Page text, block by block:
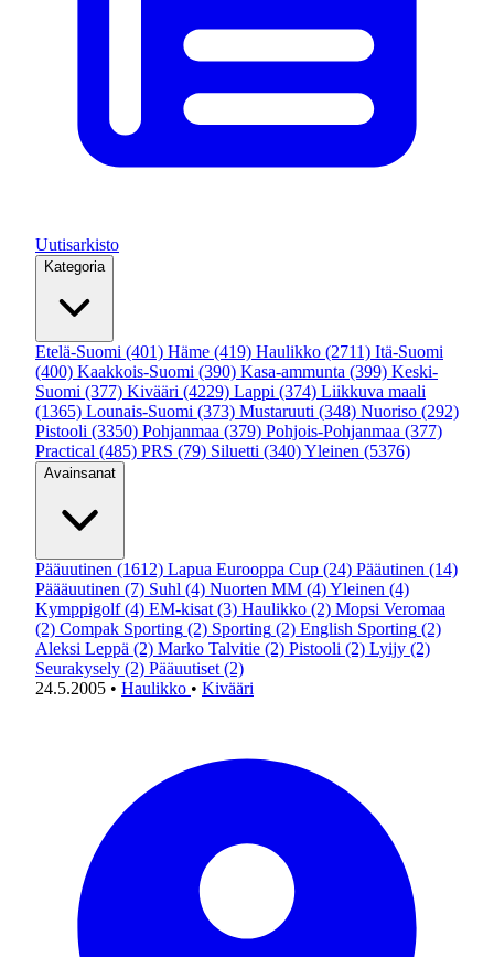
Uutisarkisto
Kategoria
Etelä-Suomi (401) Häme (419) Haulikko (2711) Itä-Suomi
(400) Kaakkois-Suomi (390) Kasa-ammunta (399) Keski-
Suomi (377) Kivääri (4229) Lappi (374) Liikkuva maali
(1365) Lounais-Suomi (373) Mustaruuti (348) Nuoriso (292)
Pistooli (3350) Pohjanmaa (379) Pohjois-Pohjanmaa (377)
Practical (485) PRS (79) Siluetti (340)Yleinen (5376)
Avainsanat
Pääuutinen (1612) Lapua Eurooppa Cup (24) Pääutinen (14)
Päääuutinen (7) Suhl (4) Nuorten MM (4)Yleinen (4)
Kymppigolf (4) EM-kisat (3) Haulikko (2) Mopsi Veromaa
(2) Compak Sporting (2) Sporting (2) English Sporting (2)
Aleksi Leppä (2) Marko Talvitie (2) Pistooli (2) Lyijy (2)
Seurakysely (2) Pääuutiset (2)
24.5.2005 • Haulikko • Kivääri